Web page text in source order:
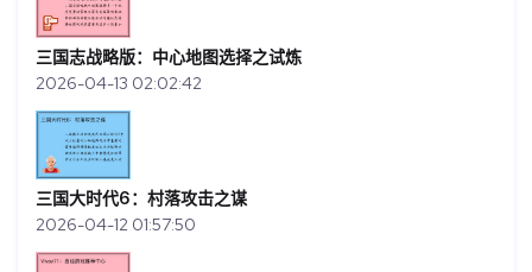
三国志战略版：中心地图选择之试炼
2026-04-13 02:02:42
三国大时代6：村落攻击之谋
2026-04-12 01:57:50